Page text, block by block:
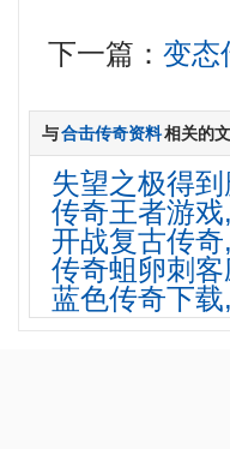
下一篇：变态
与合击传奇资料相关的
失望之极得
传奇王者游
开战复古传
传奇蛆卵刺
蓝色传奇下